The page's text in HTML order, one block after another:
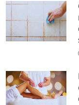
Per accedere alla
euro, l’INPS
fondamentali. Il
anagrafica: il
70 anni. Questo
forma di sostegno
spesso hanno